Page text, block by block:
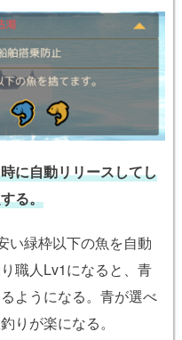
に自動リリースしてし
る。
い緑枠以下の魚を自動
職人Lv1になると、青
ようになる。青が選べ
りが楽になる。